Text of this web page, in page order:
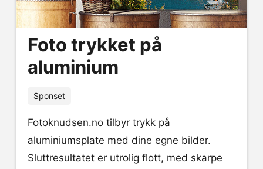
Foto trykket på
aluminium
Sponset
Fotoknudsen.no tilbyr trykk på
aluminiumsplate med dine egne bilder.
Sluttresultatet er utrolig flott, med skarpe